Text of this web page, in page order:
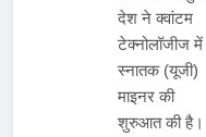
देश ने क्वांटम
टेक्नोलॉजीज में
स्नातक (यूजी)
माइनर की
शुरुआत की है।